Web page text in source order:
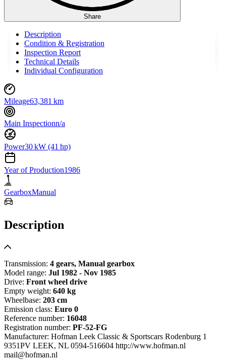
Share
Description
Condition & Registration
Inspection Report
Technical Details
Individual Configuration
Mileage63,381 km
Main Inspectionn/a
Power30 kW (41 hp)
Year of Production1986
GearboxManual
Description
Transmission: 4 gears, Manual gearbox
Model range: Jul 1982 - Nov 1985
Drive: Front wheel drive
Empty weight: 640 kg
Wheelbase: 203 cm
Emission class: Euro 0
Reference number: 16048
Registration number: PF-52-FG
Manufacturer: Hofman Leek Classic & Sportscars Rodenburg 1
9351PV LEEK, NL 0594-516604 http://www.hofman.nl
mail@hofman.nl